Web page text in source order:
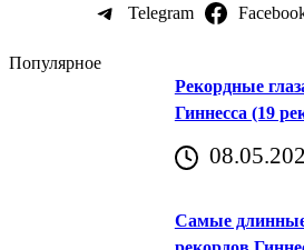
Telegram
Популярное
Рекордные
Гиннесса (19
Самые